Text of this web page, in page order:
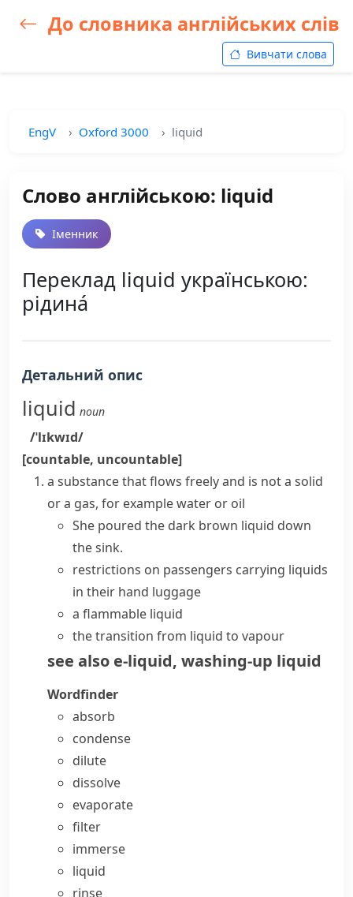
До словника англійських слів
Вивчати слова
EngV Oxford 3000 liquid
Слово англійською: liquid
Іменник
Переклад liquid українською:
рідина́
Детальний опис
liquid noun
/ˈlɪkwɪd/
[countable, uncountable]
a substance that flows freely and is not a solid
or a gas, for example water or oil
She poured the dark brown liquid down
the sink.
restrictions on passengers carrying liquids
in their hand luggage
a flammable liquid
the transition from liquid to vapour
see also e-liquid, washing-up liquid
Wordfinder
absorb
condense
dilute
dissolve
evaporate
filter
immerse
liquid
rinse